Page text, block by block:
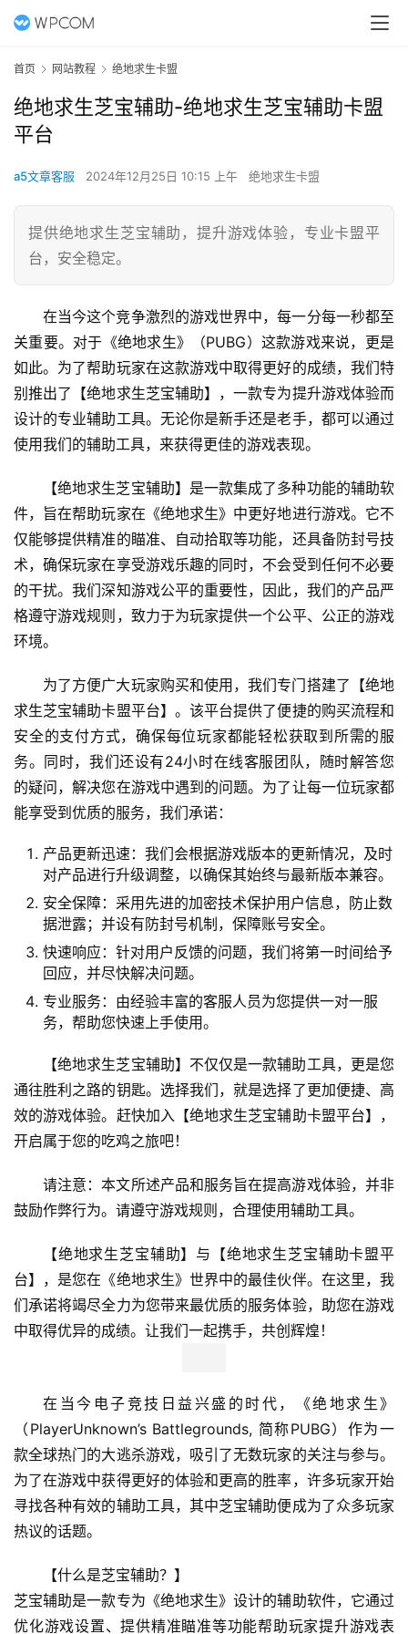
首页 网站教程 绝地求生卡盟
绝地求生芝宝辅助-绝地求生芝宝辅助卡盟
平台
a5文章客服 2024年12月25日 10:15 上午 绝地求生卡盟
提供绝地求生芝宝辅助，提升游戏体验，专业卡盟平
台，安全稳定。
在当今这个竞争激烈的游戏世界中，每一分每一秒都至
关重要。对于《绝地求生》（PUBG）这款游戏来说，更是
如此。为了帮助玩家在这款游戏中取得更好的成绩，我们特
别推出了【绝地求生芝宝辅助】，一款专为提升游戏体验而
设计的专业辅助工具。无论你是新手还是老手，都可以通过
使用我们的辅助工具，来获得更佳的游戏表现。
【绝地求生芝宝辅助】是一款集成了多种功能的辅助软
件，旨在帮助玩家在《绝地求生》中更好地进行游戏。它不
仅能够提供精准的瞄准、自动拾取等功能，还具备防封号技
术，确保玩家在享受游戏乐趣的同时，不会受到任何不必要
的干扰。我们深知游戏公平的重要性，因此，我们的产品严
格遵守游戏规则，致力于为玩家提供一个公平、公正的游戏
环境。
为了方便广大玩家购买和使用，我们专门搭建了【绝地
求生芝宝辅助卡盟平台】。该平台提供了便捷的购买流程和
安全的支付方式，确保每位玩家都能轻松获取到所需的服
务。同时，我们还设有24小时在线客服团队，随时解答您
的疑问，解决您在游戏中遇到的问题。为了让每一位玩家都
能享受到优质的服务，我们承诺：
产品更新迅速：我们会根据游戏版本的更新情况，及时
对产品进行升级调整，以确保其始终与最新版本兼容。
安全保障：采用先进的加密技术保护用户信息，防止数
据泄露；并设有防封号机制，保障账号安全。
快速响应：针对用户反馈的问题，我们将第一时间给予
回应，并尽快解决问题。
专业服务：由经验丰富的客服人员为您提供一对一服
务，帮助您快速上手使用。
【绝地求生芝宝辅助】不仅仅是一款辅助工具，更是您
通往胜利之路的钥匙。选择我们，就是选择了更加便捷、高
效的游戏体验。赶快加入【绝地求生芝宝辅助卡盟平台】，
开启属于您的吃鸡之旅吧！
请注意：本文所述产品和服务旨在提高游戏体验，并非
鼓励作弊行为。请遵守游戏规则，合理使用辅助工具。
【绝地求生芝宝辅助】与【绝地求生芝宝辅助卡盟平
台】，是您在《绝地求生》世界中的最佳伙伴。在这里，我
们承诺将竭尽全力为您带来最优质的服务体验，助您在游戏
中取得优异的成绩。让我们一起携手，共创辉煌！
在当今电子竞技日益兴盛的时代，《绝地求生》
（PlayerUnknown’s Battlegrounds, 简称PUBG）作为一
款全球热门的大逃杀游戏，吸引了无数玩家的关注与参与。
为了在游戏中获得更好的体验和更高的胜率，许多玩家开始
寻找各种有效的辅助工具，其中芝宝辅助便成为了众多玩家
热议的话题。
【什么是芝宝辅助？】
芝宝辅助是一款专为《绝地求生》设计的辅助软件，它通过
优化游戏设置、提供精准瞄准等功能帮助玩家提升游戏表